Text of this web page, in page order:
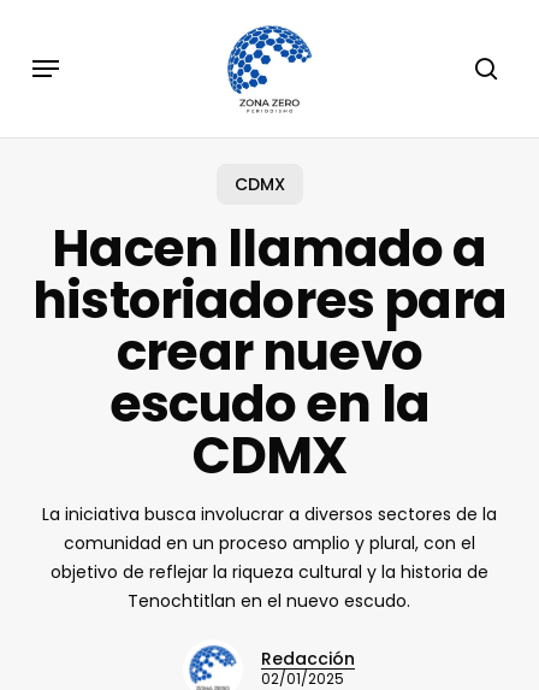
main
Menu
CDMX
Hacen llamado a
historiadores para
crear nuevo
escudo en la
CDMX
La iniciativa busca involucrar a diversos sectores de la
comunidad en un proceso amplio y plural, con el
objetivo de reflejar la riqueza cultural y la historia de
Tenochtitlan en el nuevo escudo.
Redacción
02/01/2025